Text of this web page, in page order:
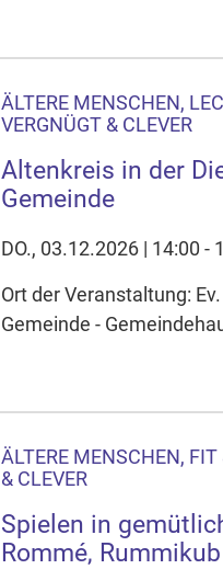
ÄLTERE MENSCHEN,
VERGNÜGT & CLEVER
Altenkreis in der
Gemeinde
DO., 03.12.2026 | 14:00 -
Ort der Veranstaltung:
Gemeinde -
ÄLTERE MENSCHEN,
& CLEVER
Spielen in
Rommé,